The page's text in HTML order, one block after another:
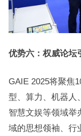
优势六：权威论坛
GAIE 2025将聚焦
型、算力、机器人
智慧文娱等领域举
域的思想领袖、行